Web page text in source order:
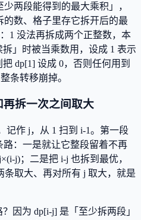
两段能得到的最大乘积」，
的数、格子里存它拆开后的最
1 没法再拆成两个正整数，本
」时被当乘数用，设成 1 表示
dp[1] 设成 0，否则任何用到
条转移崩掉。
拆一次之间取大
记作 j，从 1 扫到 i-1。第一段
：一是就让它整段留着不再
j)；二是把 i-j 也拆到最优，
条取大、再对所有 j 取大，就是
因为 dp[i-j] 是「至少拆两段」